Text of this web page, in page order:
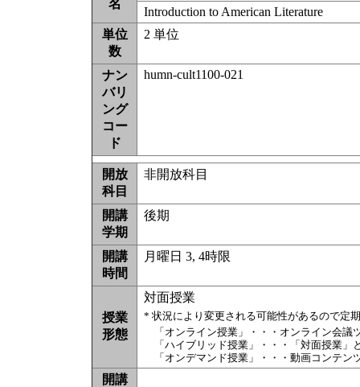
名
Introduction to American Literature
単位
数
2 単位
ナン
バリ
ング
コー
ド
humn-cult1100-021
開放
科目
非開放科目
開講
学期
後期
開講
時間
月曜日 3, 4時限
授業
形態
対面授業
* 状況により変更される可能性があるので定
「オンライン授業」・・・オンライン会
「ハイブリッド授業」・・・「対面授業
「オンデマンド授業」・・・動画コンテ
開講